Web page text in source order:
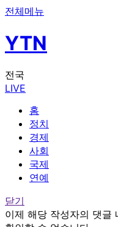
전체메뉴
YTN
전국
LIVE
홈
정치
경제
사회
국제
연예
닫기
이제 해당 작성자의 댓글